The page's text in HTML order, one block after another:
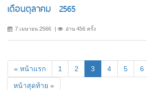
เดือนตุลาคม 2565
7 เมษายน 2566 อ่าน 456 ครั้ง
« หน้าแรก 1 2 3 (current)
4 5 6
หน้าสุดท้าย »